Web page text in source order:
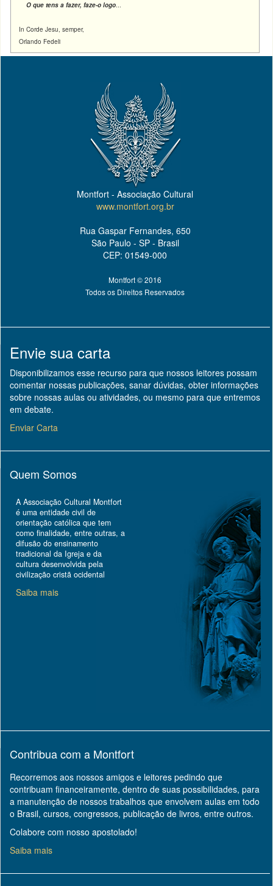
O que tens a fazer, faze-o logo...
In Corde Jesu, semper,
Orlando Fedeli
Montfort - Associação Cultural
www.montfort.org.br
Rua Gaspar Fernandes, 650
São Paulo - SP - Brasil
CEP: 01549-000
Montfort © 2016
Todos os Direitos Reservados
Envie sua carta
Disponibilizamos esse recurso para que nossos leitores possam
comentar nossas publicações, sanar dúvidas, obter informações
sobre nossas aulas ou atividades, ou mesmo para que entremos
em debate.
Enviar Carta
Quem Somos
A Associação Cultural Montfort
é uma entidade civil de
orientação católica que tem
como finalidade, entre outras, a
difusão do ensinamento
tradicional da Igreja e da
cultura desenvolvida pela
civilização cristã ocidental
Saiba mais
Contribua com a Montfort
Recorremos aos nossos amigos e leitores pedindo que
contribuam financeiramente, dentro de suas possibilidades, para
a manutenção de nossos trabalhos que envolvem aulas em todo
o Brasil, cursos, congressos, publicação de livros, entre outros.
Colabore com nosso apostolado!
Saiba mais